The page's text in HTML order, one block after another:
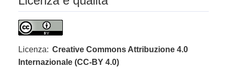
Licenza: Creative Commons Attribuzione 4.0
Internazionale (CC-BY 4.0)